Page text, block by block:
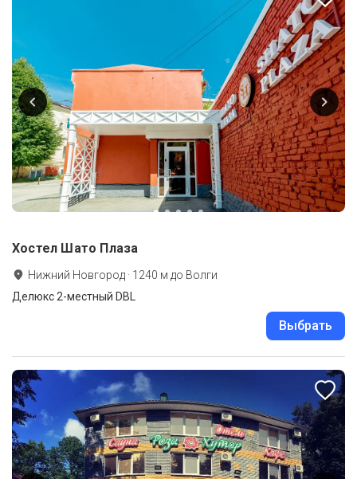
Хостел Шато Плаза
Нижний Новгород · 1240 м до Волги
Делюкс 2-местный DBL
Выбрать